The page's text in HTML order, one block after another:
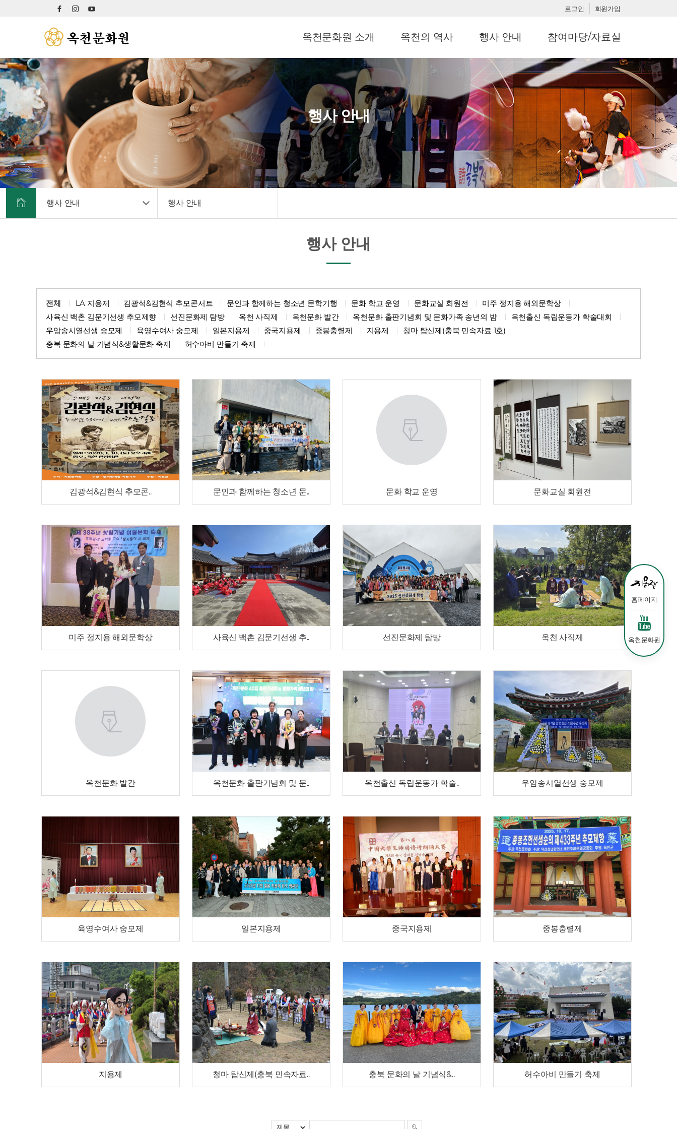
로그인 회원가입
옥천문화원 소개 옥천의 역사 행사 안내 참여마당/자료실
행사 안내
행사 안내 행사 안내
행사 안내
전체 LA 지용제 김광석&김현식 추모콘서트 문인과 함께하는 청소년 문학기행 문화 학교 운영 문화교실 회원전
미주 정지용 해외문학상
사육신 백촌 김문기선생 추모제향
선진문화제 탐방 옥천 사직제 옥천문화 발간 옥천문화 출판기념회 및 문화가족 송년의 밤
옥천출신 독립운동가 학술대회
우암송시열선생 숭모제
육영수여사 숭모제 일본지용제 중국지용제 중봉충렬제 지용제
청마 탑신제(충북 민속자료 1호)
충북 문화의 날 기념식&생활문화 축제
허수아비 만들기 축제
김광석&김현식 추모콘.. 문인과 함께하는 청소년 문.. 문화 학교 운영 문화교실 회원전
미주 정지용 해외문학상 사육신 백촌 김문기선생 추.. 선진문화제 탐방 옥천 사직제
옥천문화 발간 옥천문화 출판기념회 및 문.. 옥천출신 독립운동가 학술.. 우암송시열선생 숭모제
육영수여사 숭모제 일본지용제 중국지용제 중봉충렬제
지용제 청마 탑신제(충북 민속자료.. 충북 문화의 날 기념식&.. 허수아비 만들기 축제
홈페이지
옥천문화원